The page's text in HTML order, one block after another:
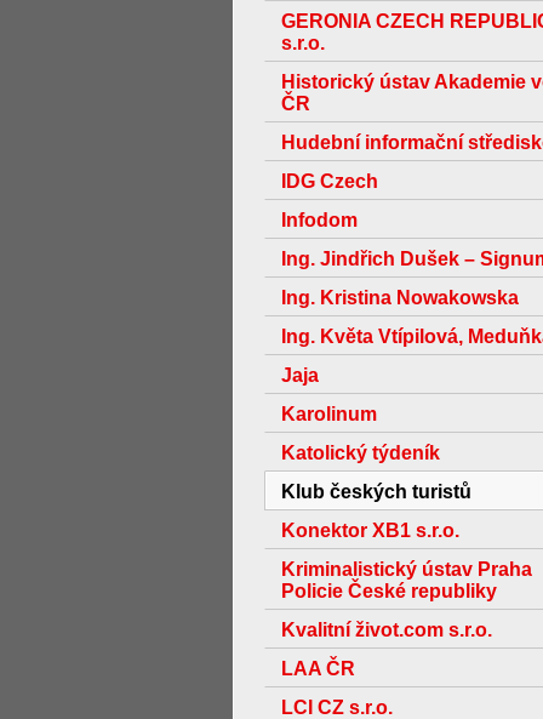
GERONIA CZECH
s.r.o.
Historický ústav Akademie
ČR
Hudební informační
IDG Czech
Infodom
Ing. Jindřich Dušek –
Ing. Kristina Nowakowska
Ing. Květa Vtípilová,
Jaja
Karolinum
Katolický týdeník
Klub českých turistů
Konektor XB1 s.r.o.
Kriminalistický ústav Praha
Policie České republiky
Kvalitní život.com s.r.o.
LAA ČR
LCI CZ s.r.o.